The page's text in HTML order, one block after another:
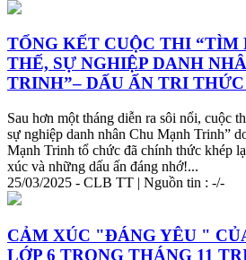
TỔNG KẾT CUỘC THI “TÌM
THẾ, SỰ NGHIỆP DANH
TRINH”– DẤU ẤN TRI
Sau hơn một tháng diễn ra sôi nổi, cuộc
sự nghiệp danh nhân Chu Mạnh Trinh”
Mạnh Trinh tổ chức đã chính thức khép
xúc và những dấu ấn đáng nhớ!...
25/03/2025 - CLB TT | Nguồn tin : -/-
CẢM XÚC "ĐÁNG YÊU "
LỚP 6 TRONG THÁNG 11